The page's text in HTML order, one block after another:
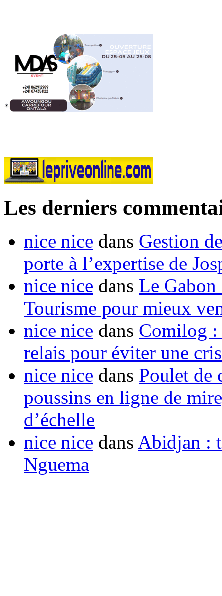
Les derniers
nice nice dans Gestion
porte à l’expertise de
nice nice dans Le Gabon
Tourisme pour mieux
nice nice dans Comilog :
relais pour éviter une
nice nice dans Poulet de
poussins en ligne de
d’échelle
nice nice dans Abidjan :
Nguema